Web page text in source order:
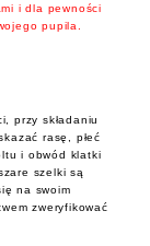
i dla pewności
pupila.
przy składaniu
rasę, płeć
i obwód klatki
szelki są
na swoim
zweryfikować